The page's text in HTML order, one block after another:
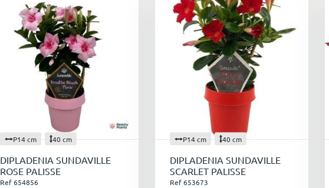
P14 cm 40 cm
DIPLADENIA SUNDAVILLE
ROSE PALISSE
Ref 654856
P14 cm 40 cm
DIPLADENIA SUNDAVILLE
SCARLET PALISSE
Ref 653673